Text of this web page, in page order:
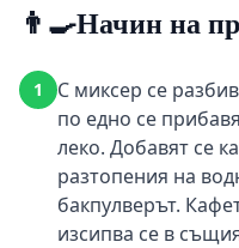
👨‍🍳Начин на
1
С миксер се
по едно се
леко. Добавят се
разтопения на
бакпулверът.
изсипва се в